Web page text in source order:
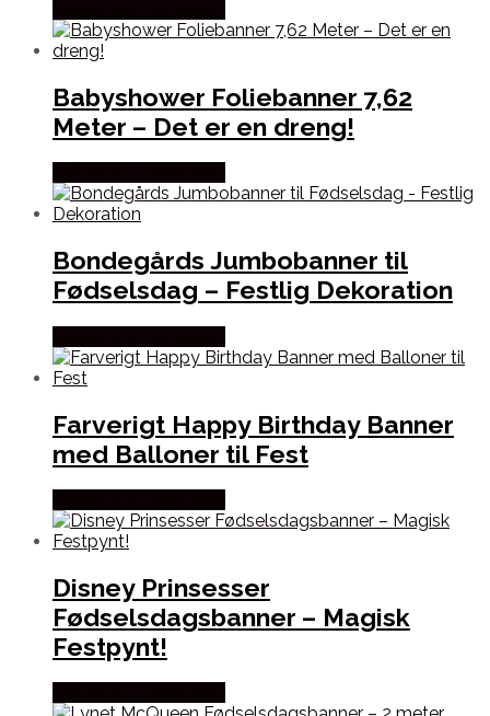
Babyshower Foliebanner 7,62
Meter – Det er en dreng!
Bondegårds Jumbobanner til
Fødselsdag – Festlig Dekoration
Farverigt Happy Birthday Banner
med Balloner til Fest
Disney Prinsesser
Fødselsdagsbanner – Magisk
Festpynt!